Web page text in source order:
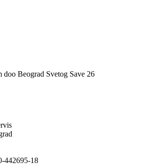
Beograd Svetog Save 26
442695-18